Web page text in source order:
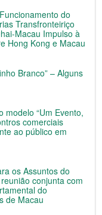
do
Transfronteiriço
Macau Impulso à
Hong Kong e Macau
Branco” – Alguns
modelo “Um Evento,
comerciais
ao público em
os Assuntos do
conjunta com
do
de Macau